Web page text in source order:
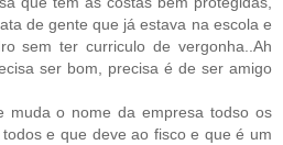
de gente que já estava na escola e
sem ter curriculo de vergonha..Ah
ser bom, precisa é de ser amigo
muda o nome da empresa todso os
e que deve ao fisco e que é um